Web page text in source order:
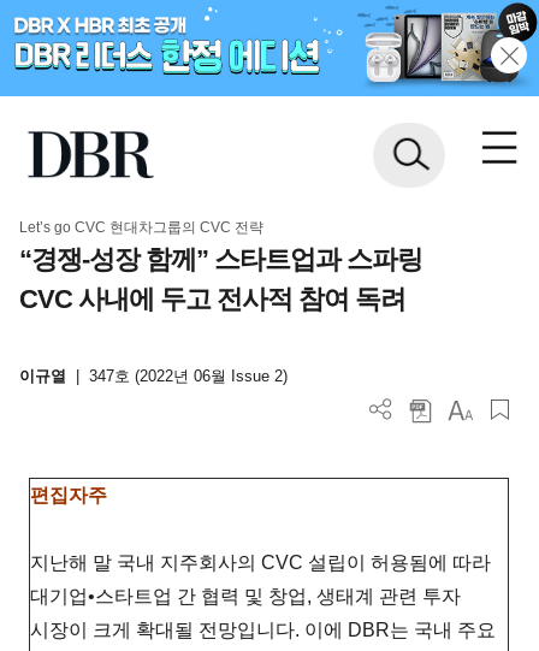
Let’s go CVC 현대차그룹의 CVC 전략
“경쟁-성장 함께” 스타트업과 스파링
CVC 사내에 두고 전사적 참여 독려
이규열 347호 (2022년 06월 Issue 2)
편집자주
지난해 말 국내 지주회사의 CVC 설립이 허용됨에 따라
대기업•스타트업 간 협력 및 창업, 생태계 관련 투자
시장이 크게 확대될 전망입니다. 이에 DBR는 국내 주요